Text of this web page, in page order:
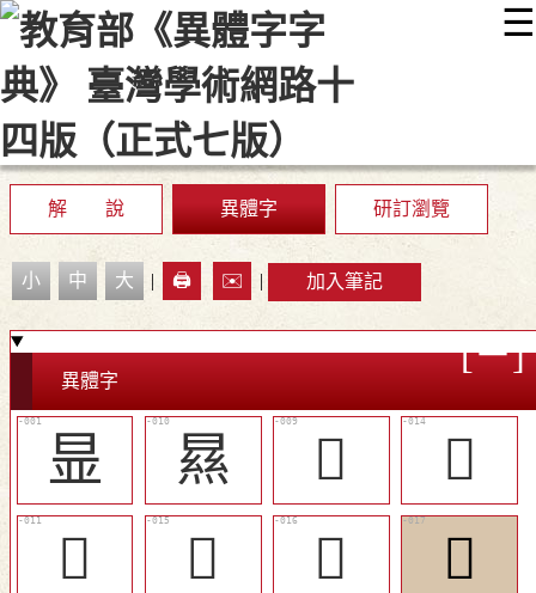
☰
::: 最新消息 常見問題 編輯說明
顯示模式
網站導覽
解 說 異體字 研訂瀏覽
小 中 大 | 🖨️ ✉️ | 加入筆記
異體字
㫫 㬎 󶪠
󶪣
󶪡
󶪤 󶪥
󶪦